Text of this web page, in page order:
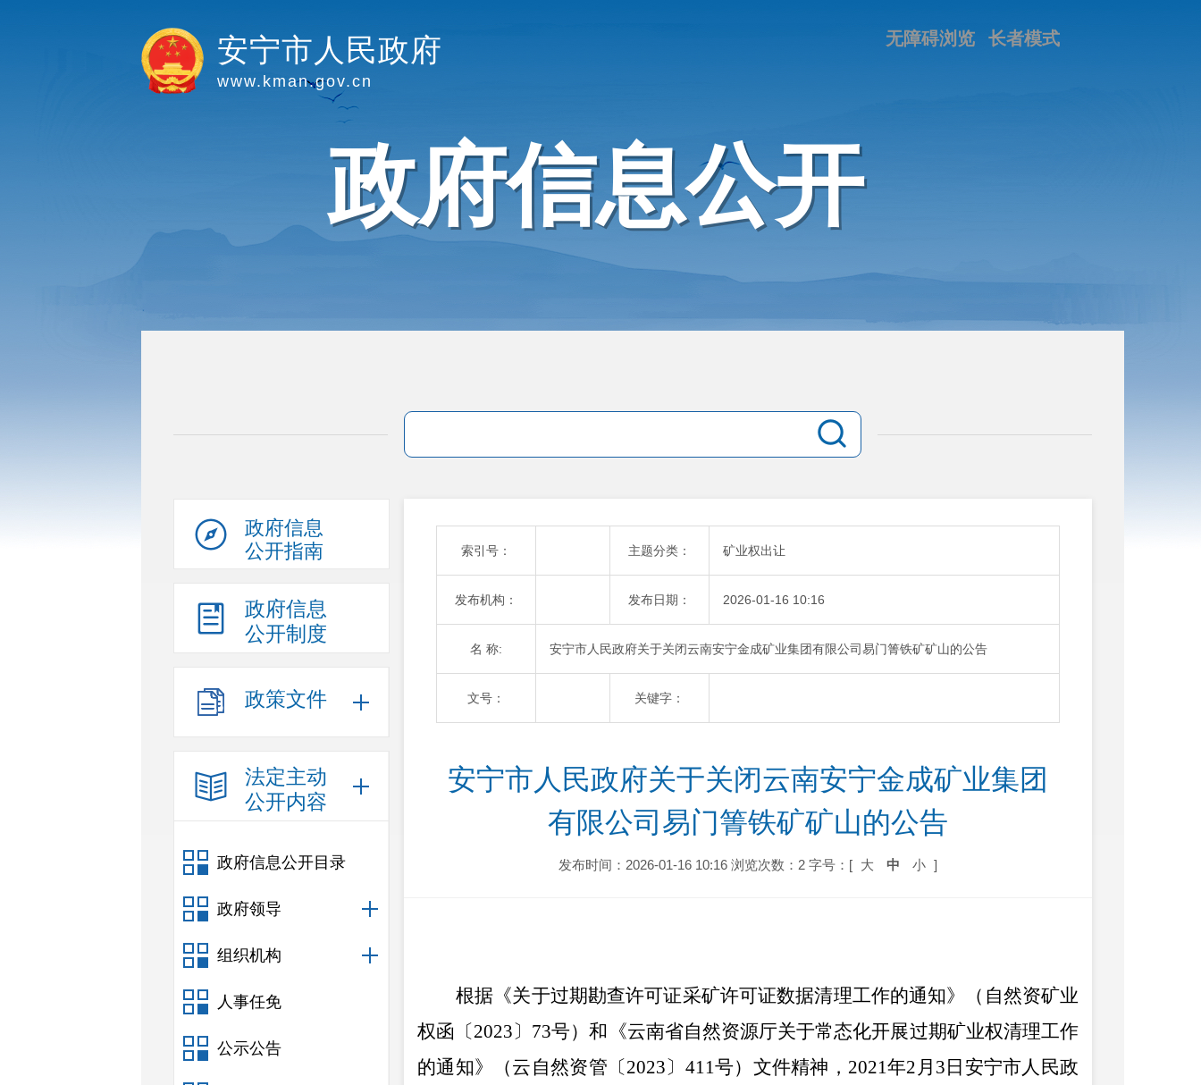
长者模式
无障碍浏览
安宁市人民政府
www.kman.gov.cn
政府信息公开
政府信息
公开指南
政府信息
公开制度
政策文件
法定主动
公开内容
政府信息公开目录
政府领导
组织机构
人事任免
公示公告
索引号： 主题分类： 矿业权出让
发布机构： 发布日期： 2026-01-16 10:16
名 称: 安宁市人民政府关于关闭云南安宁金成矿业集团有限公司易门箐铁矿矿山的公告
文号： 关键字：
安宁市人民政府关于关闭云南安宁金成矿业集团
有限公司易门箐铁矿矿山的公告
发布时间：2026-01-16 10:16 浏览次数：2 字号：[ 大 中 小 ]
根据《关于过期勘查许可证采矿许可证数据清理工作的通知》（自然资矿业
权函 〔2023〕 73号）和《云南省自然资源厅关于常态化开展过期矿业权清理工作
的通知》（云自然资管 〔2023〕 411号）文件精神， 2021年2 月 3 日 安宁市人民政